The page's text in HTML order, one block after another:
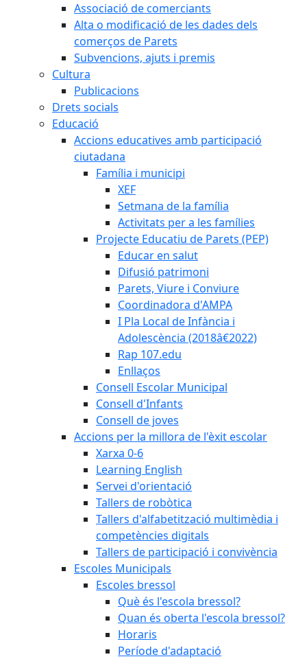
Associació de comerciants
Alta o modificació de les dades dels
comerços de Parets
Subvencions, ajuts i premis
Cultura
Publicacions
Drets socials
Educació
Accions educatives amb participació
ciutadana
Família i municipi
XEF
Setmana de la família
Activitats per a les famílies
Projecte Educatiu de Parets (PEP)
Educar en salut
Difusió patrimoni
Parets, Viure i Conviure
Coordinadora d'AMPA
I Pla Local de Infància i
Adolescència (2018â€2022)
Rap 107.edu
Enllaços
Consell Escolar Municipal
Consell d'Infants
Consell de joves
Accions per la millora de l'èxit escolar
Xarxa 0-6
Learning English
Servei d'orientació
Tallers de robòtica
Tallers d'alfabetització multimèdia i
competències digitals
Tallers de participació i convivència
Escoles Municipals
Escoles bressol
Què és l'escola bressol?
Quan és oberta l'escola bressol?
Horaris
Període d'adaptació